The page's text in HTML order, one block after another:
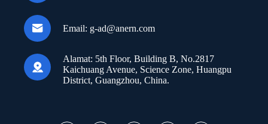
 Email: g-ad@anern.com

Alamat: 5th Floor, Building B, No.2817
Kaichuang Avenue, Science Zone, Huangpu
District, Guangzhou, China.